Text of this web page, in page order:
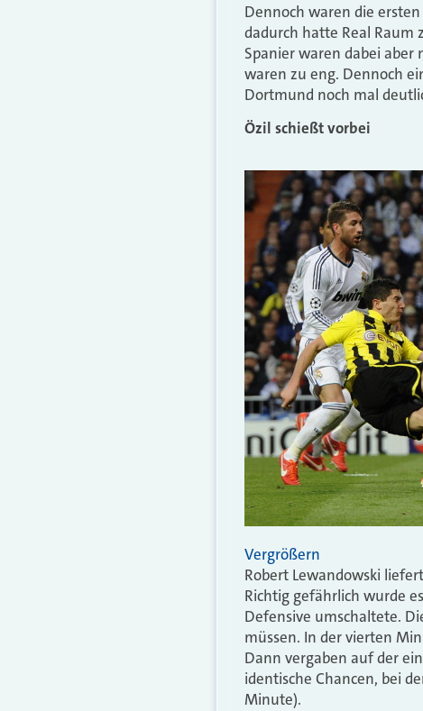
Dennoch waren die
dadurch hatte Real Raum
Spanier waren dabei
waren zu eng. Dennoch
Dortmund noch mal
Özil schießt vorbei
Vergrößern
Robert Lewandowski
Richtig gefährlich wurde
Defensive umschaltete.
müssen. In der vierten
Dann vergaben auf der
identische Chancen, bei
Minute).